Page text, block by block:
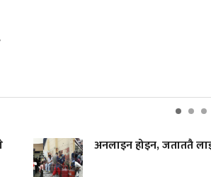
अनलाइन होइन, जताततै